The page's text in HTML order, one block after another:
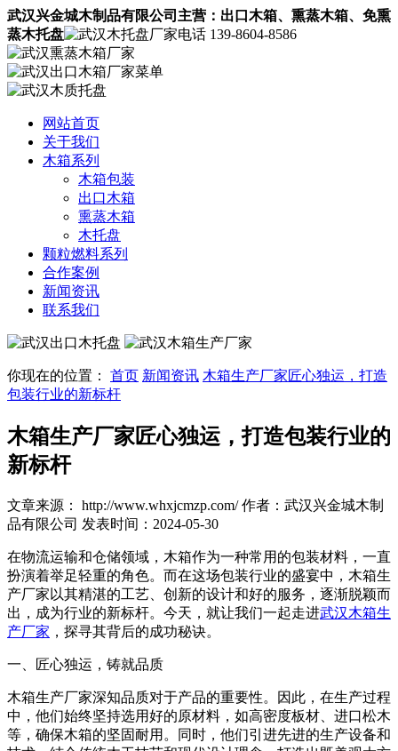
武汉兴金城木制品有限公司主营： 出口木箱、熏蒸木箱、 免熏
蒸木托盘
139-8604-8586
网站首页
关于我们
木箱系列
木箱包装
出口木箱
熏蒸木箱
木托盘
颗粒燃料系列
合作案例
新闻资讯
联系我们
你现在的位置： 首页 新闻资讯 木箱生产厂家匠心独运，打造
包装行业的新标杆
木箱生产厂家匠心独运，打造包装行业的
新标杆
文章来源： http://www.whxjcmzp.com/作者：武汉兴金城木制
品有限公司 发表时间：2024-05-30
在物流运输和仓储领域，木箱作为一种常用的包装材料，一直
扮演着举足轻重的角色。而在这场包装行业的盛宴中，木箱生
产厂家以其精湛的工艺、创新的设计和好的服务，逐渐脱颖而
出，成为行业的新标杆。今天，就让我们一起走进武汉木箱生
产厂家 ，探寻其背后的成功秘诀。
一、匠心独运，铸就品质
木箱生产厂家深知品质对于产品的重要性。因此，在生产过程
中，他们始终坚持选用好的原材料，如高密度板材、进口松木
等，确保木箱的坚固耐用。同时，他们引进先进的生产设备和